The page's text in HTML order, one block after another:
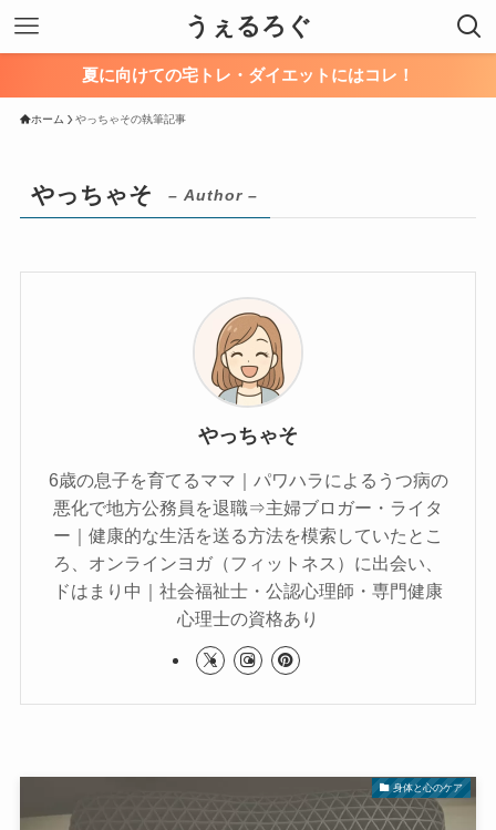
うぇるろぐ
夏に向けての宅トレ・ダイエットにはコレ！
ホーム やっちゃその執筆記事
やっちゃそ – Author –
やっちゃそ
6歳の息子を育てるママ｜パワハラによるうつ病の
悪化で地方公務員を退職⇒主婦ブロガー・ライタ
ー｜健康的な生活を送る方法を模索していたとこ
ろ、オンラインヨガ（フィットネス）に出会い、
ドはまり中｜社会福祉士・公認心理師・専門健康
心理士の資格あり
身体と心のケア